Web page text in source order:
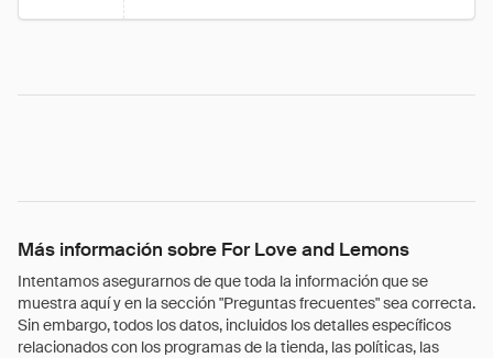
Más información sobre For Love and Lemons
Intentamos asegurarnos de que toda la información que se
muestra aquí y en la sección "Preguntas frecuentes" sea correcta.
Sin embargo, todos los datos, incluidos los detalles específicos
relacionados con los programas de la tienda, las políticas, las